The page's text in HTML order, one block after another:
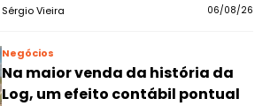
Sérgio Vieira 06/08/26
Negócios
Na maior venda da história da
Log, um efeito contábil pontual